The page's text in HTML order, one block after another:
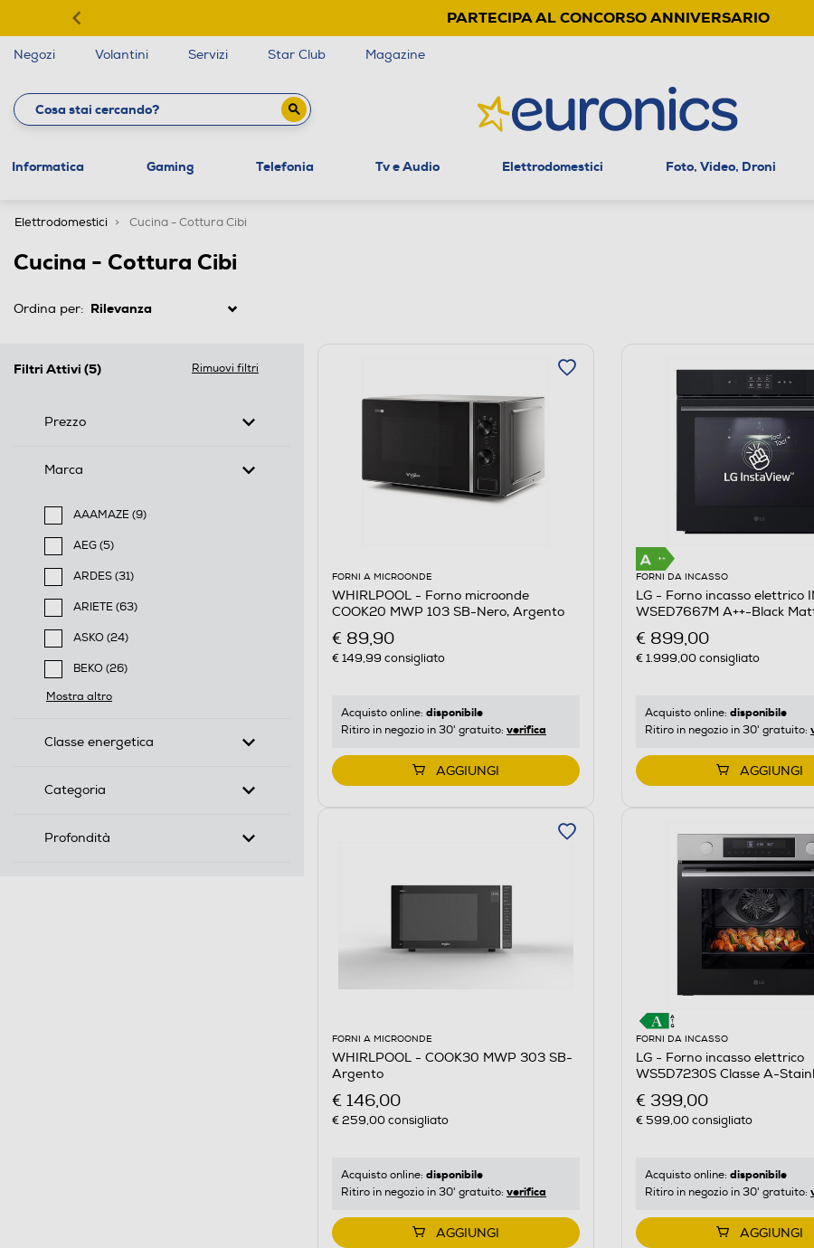
PARTECIPA AL CONCORSO ANNIVERSARIO
Negozi Volantini Servizi Star Club Magazine
Informatica Gaming Telefonia Tv e Audio Elettrodomestici Foto, Video, Droni
Elettrodomestici Cucina - Cottura Cibi
Cucina - Cottura Cibi
Ordina per:
Filtri Attivi (5) Rimuovi filtri
Prezzo
Marca
AAAMAZE (9)
Filtra per Marca: AAAMAZE
AEG (5)
Filtra per Marca: AEG
ARDES (31)
Filtra per Marca: ARDES
ARIETE (63)
Filtra per Marca: ARIETE
ASKO (24)
Filtra per Marca: ASKO
BEKO (26)
Filtra per Marca: BEKO
Mostra altro
Classe energetica
Categoria
Profondità
FORNI A MICROONDE
WHIRLPOOL - Forno microonde
COOK20 MWP 103 SB-Nero, Argento
€ 89,90
€ 149,99 consigliato
Acquisto online: disponibile
Ritiro in negozio in 30' gratuito: verifica
AGGIUNGI
FORNI DA INCASSO
LG - Forno incasso elettrico
WSED7667M A++-Black
€ 899,00
€ 1.999,00consigliato
Acquisto online: disponibile
Ritiro in negozio in 30' gratuito:
AGGIUNGI
FORNI A MICROONDE
WHIRLPOOL - COOK30 MWP 303 SB-
Argento
€ 146,00
€ 259,00consigliato
Acquisto online: disponibile
Ritiro in negozio in 30' gratuito: verifica
AGGIUNGI
FORNI DA INCASSO
LG - Forno incasso elettrico
WS5D7230S Classe A-
€ 399,00
€ 599,00consigliato
Acquisto online: disponibile
Ritiro in negozio in 30' gratuito:
AGGIUNGI